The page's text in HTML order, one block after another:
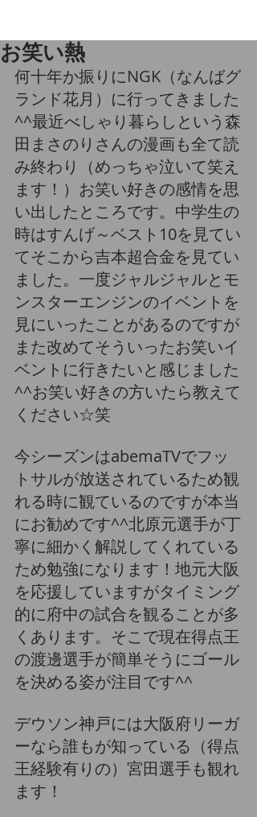
お笑い熱
何十年か振りにNGK（なんばグ
ランド花月）に行ってきました
^^最近べしゃり暮らしという森
田まさのりさんの漫画も全て読
み終わり（めっちゃ泣いて笑え
ます！）お笑い好きの感情を思
い出したところです。中学生の
時はすんげ～ベスト10を見てい
てそこから吉本超合金を見てい
ました。一度ジャルジャルとモ
ンスターエンジンのイベントを
見にいったことがあるのですが
また改めてそういったお笑いイ
ベントに行きたいと感じました
^^お笑い好きの方いたら教えて
ください☆笑
今シーズンはabemaTVでフッ
トサルが放送されているため観
れる時に観ているのですが本当
にお勧めです^^北原元選手が丁
寧に細かく解説してくれている
ため勉強になります！地元大阪
を応援していますがタイミング
的に府中の試合を観ることが多
くあります。そこで現在得点王
の渡邊選手が簡単そうにゴール
を決める姿が注目です^^
デウソン神戸には大阪府リーガ
ーなら誰もが知っている（得点
王経験有りの）宮田選手も観れ
ます！